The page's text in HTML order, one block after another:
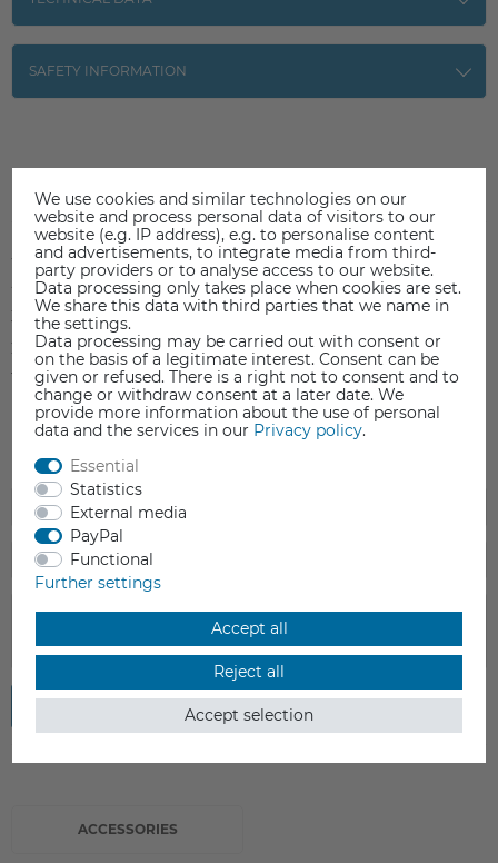
SAFETY INFORMATION
Item reviews(0)
5
0
4
0
3
0
2
0
1
0
ACCESSORIES
We use cookies and similar technologies on our
website and process personal data of visitors to our
website (e.g. IP address), e.g. to personalise content
and advertisements, to integrate media from third-
party providers or to analyse access to our website.
Data processing only takes place when cookies are set.
We share this data with third parties that we name in
the settings.
Data processing may be carried out with consent or
on the basis of a legitimate interest. Consent can be
given or refused. There is a right not to consent and to
change or withdraw consent at a later date. We
provide more information about the use of personal
data and the services in our Privacy policy.
Essential
Statistics
External media
PayPal
Functional
Further settings
Accept all
Reject all
Accept selection